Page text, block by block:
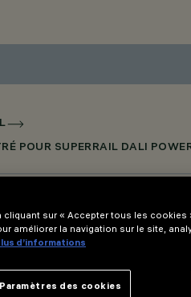
POUR SUPERRAIL DALI
Washer LGC
cliquant sur « Accepter tous les
améliorer la navigation sur le site,
d’informations
Paramètres des cookies